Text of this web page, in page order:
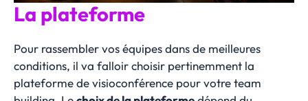
La plateforme
Pour rassembler vos équipes dans de meilleures
conditions, il va falloir choisir pertinemment la
plateforme de visioconférence pour votre team